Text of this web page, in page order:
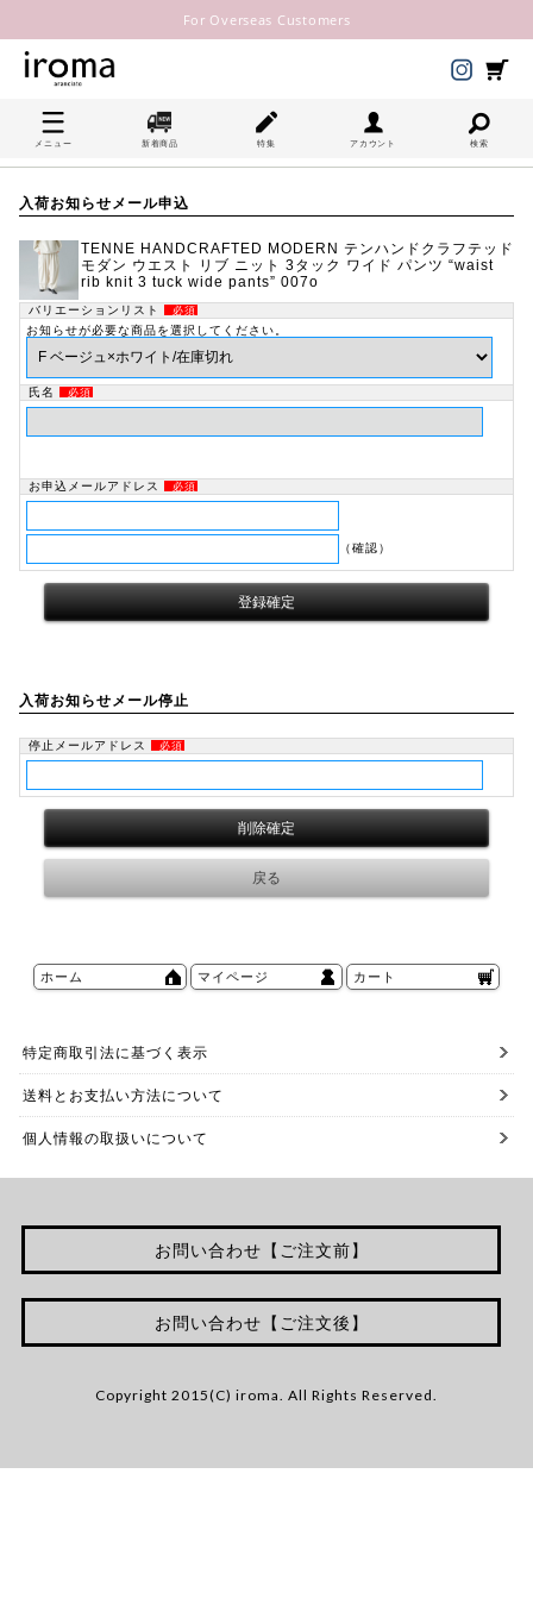
For Overseas Customers
メニュー 新着商品 特集 アカウント 検索
入荷お知らせメール申込
TENNE HANDCRAFTED MODERN テンハンドクラフテッド
モダン ウエスト リブ ニット 3タック ワイド パンツ “waist
rib knit 3 tuck wide pants” 007o
バリエーションリスト 必須
お知らせが必要な商品を選択してください。
氏名 必須
お申込メールアドレス 必須
（確認）
入荷お知らせメール停止
停止メールアドレス 必須
ホーム マイページ カート
特定商取引法に基づく表示
送料とお支払い方法について
個人情報の取扱いについて
お問い合わせ【ご注文前】
お問い合わせ【ご注文後】
Copyright 2015(C) iroma. All Rights Reserved.